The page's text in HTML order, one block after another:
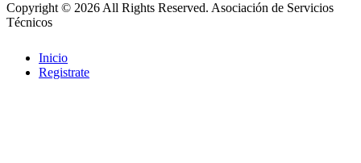
Copyright © 2026 All Rights Reserved. Asociación de Servicios
Técnicos
Inicio
Registrate